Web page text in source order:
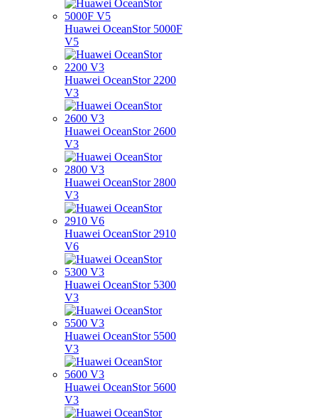
Huawei OceanStor 5000F
V5
Huawei OceanStor 2200
V3
Huawei OceanStor 2600
V3
Huawei OceanStor 2800
V3
Huawei OceanStor 2910
V6
Huawei OceanStor 5300
V3
Huawei OceanStor 5500
V3
Huawei OceanStor 5600
V3